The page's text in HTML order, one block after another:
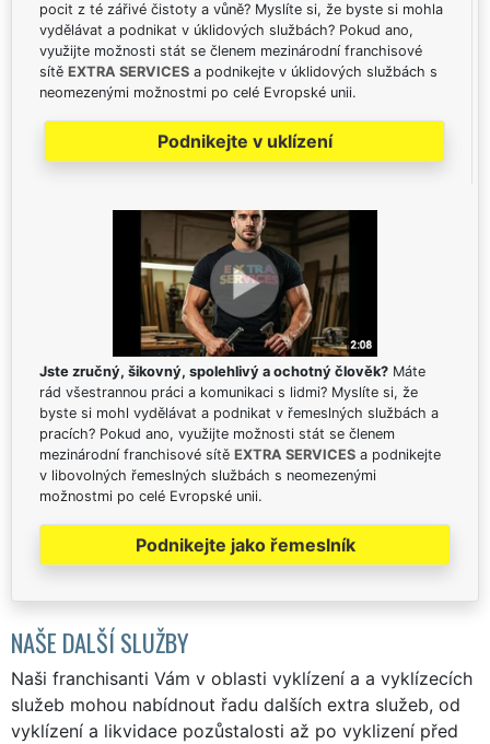
pocit z té zářivé čistoty a vůně? Myslíte si, že byste si mohla
vydělávat a podnikat v úklidových službách? Pokud ano,
využijte možnosti stát se členem mezinárodní franchisové
sítě EXTRA SERVICES a podnikejte v úklidových službách s
neomezenými možnostmi po celé Evropské unii.
Podnikejte v uklízení
Jste zručný, šikovný, spolehlivý a ochotný člověk? Máte
rád všestrannou práci a komunikaci s lidmi? Myslíte si, že
byste si mohl vydělávat a podnikat v řemeslných službách a
pracích? Pokud ano, využijte možnosti stát se členem
mezinárodní franchisové sítě EXTRA SERVICES a podnikejte
v libovolných řemeslných službách s neomezenými
možnostmi po celé Evropské unii.
Podnikejte jako řemeslník
NAŠE DALŠÍ SLUŽBY
Naši franchisanti Vám v oblasti vyklízení a a vyklízecích
služeb mohou nabídnout řadu dalších extra služeb, od
vyklízení a likvidace pozůstalosti až po vyklizení před